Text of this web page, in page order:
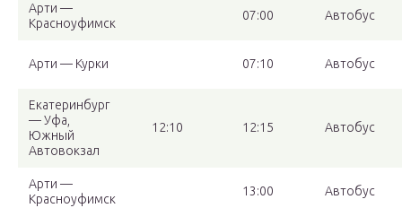
Арти —
Красноуфимск
07:00 Автобус
Арти — Курки 07:10 Автобус
Екатеринбург
— Уфа,
Южный
Автовокзал
12:10 12:15 Автобус
Арти —
Красноуфимск
13:00 Автобус